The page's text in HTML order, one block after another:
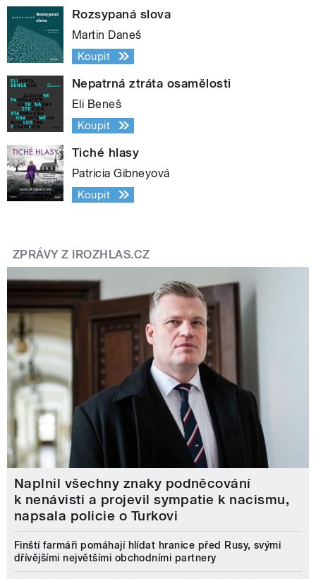
Rozsypaná slova
Martin Daneš
Koupit
Nepatrná ztráta osamělosti
Eli Beneš
Koupit
Tiché hlasy
Patricia Gibneyová
Koupit
ZPRÁVY Z IROZHLAS.CZ
Naplnil všechny znaky podněcování
k nenávisti a projevil sympatie k nacismu,
napsala policie o Turkovi
Finští farmáři pomáhají hlídat hranice před Rusy, svými
dřívějšími největšími obchodními partnery